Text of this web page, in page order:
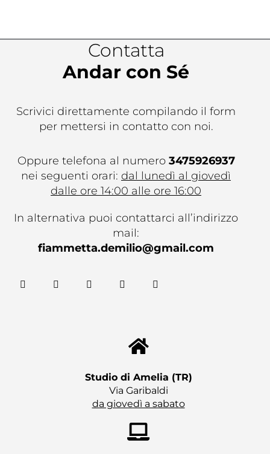
Contatta
Andar con Sé
Scrivici direttamente compilando il form
per mettersi in contatto con noi.
Oppure telefona al numero 3475926937
nei seguenti orari: dal lunedì al giovedì
dalle ore 14:00 alle ore 16:00
In alternativa puoi contattarci all’indirizzo
mail:
fiammetta.demilio@gmail.com
F
a
T
w
G
o
s
Y
o
G
i
Studio di Amelia (TR)​
Via Garibaldi
da giovedì a sabato